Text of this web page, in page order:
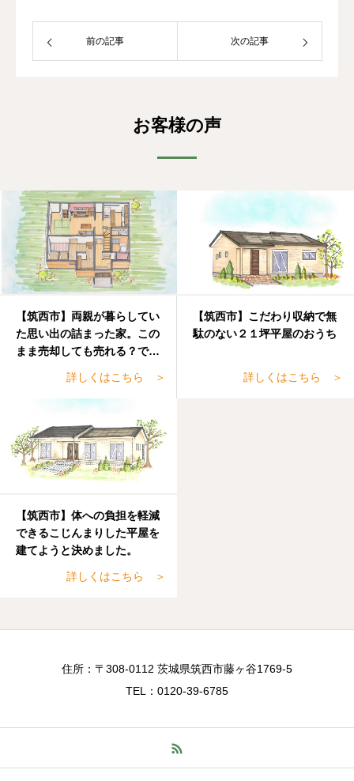
前の記事 次の記事
お客様の声
【筑西市】両親が暮らしてい
た思い出の詰まった家。この
まま売却しても売れる？でも
詳しくはこちら ＞
【筑西市】こだわり収納で無
駄のない２１坪平屋のおうち
詳しくはこちら ＞
【筑西市】体への負担を軽減
できるこじんまりした平屋を
建てようと決めました。
詳しくはこちら ＞
住所：〒308-0112 茨城県筑西市藤ヶ谷1769-5
TEL：0120-39-6785